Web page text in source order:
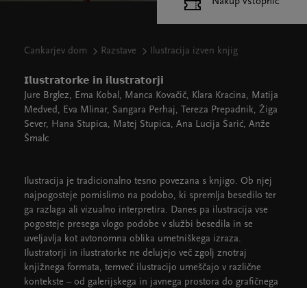
Cankarjev dom Razstave Ilustracija izven knjig
𝗜𝗹𝘂𝘀𝘁𝗿𝗮𝘁𝗼𝗿𝗸𝗲 𝗶𝗻 𝗶𝗹𝘂𝘀𝘁𝗿𝗮𝘁𝗼𝗿𝗷𝗶
Jure Brglez, Ema Kobal, Manca Kovačič, Klara Kracina, Matija
Medved, Eva Mlinar, Sangara Perhaj, Tereza Prepadnik, Žiga
Sever, Hana Stupica, Matej Stupica, Ana Lucija Šarić, Anže
Šmalc
Ilustracija je tradicionalno tesno povezana s knjigo. Ob njej
najpogosteje pomislimo na podobo, ki spremlja besedilo ter
ga razlaga ali vizualno interpretira. Danes pa ilustracija vse
pogosteje presega vlogo podobe v službi besedila in se
uveljavlja kot avtonomna oblika umetniškega izraza.
Ilustratorji in ilustratorke ne delujejo več zgolj znotraj
knjižnega formata, temveč ilustracijo umeščajo v različne
kontekste – od galerijskega in javnega prostora do grafičnega